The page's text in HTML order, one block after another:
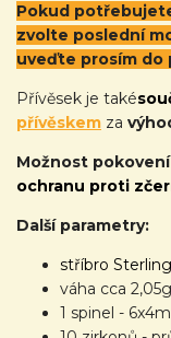
Pokud
zvolte poslední
uveďte prosím do
Přívěsek je také
přívěskem za
Možnost pokovení
ochranu proti
Další parametry:
stříbro
váha cca
1 spinel -